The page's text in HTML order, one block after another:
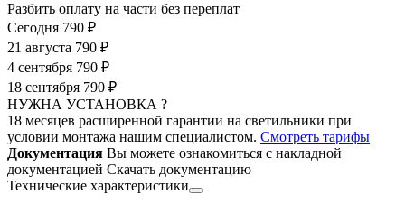
Разбить оплату на части без переплат
Сегодня 790 ₽
21 августа 790 ₽
4 сентября 790 ₽
18 сентября 790 ₽
НУЖНА УСТАНОВКА ?
18 месяцев расширенной гарантии на светильники при
условии монтажа нашим специалистом. Смотреть тарифы
Документация Вы можете ознакомиться с накладной
документацией Скачать документацию
Технические характеристики